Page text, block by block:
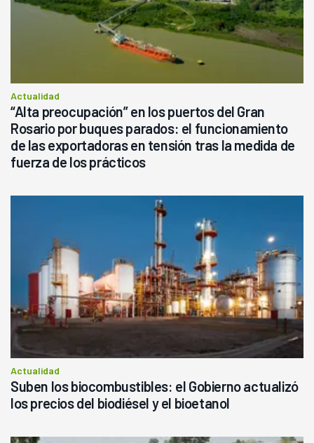
Actualidad
“Alta preocupación” en los puertos del Gran
Rosario por buques parados: el funcionamiento
de las exportadoras en tensión tras la medida de
fuerza de los prácticos
Actualidad
Suben los biocombustibles: el Gobierno actualizó
los precios del biodiésel y el bioetanol